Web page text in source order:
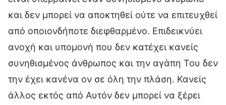
και δεν μπορεί να αποκτηθεί ούτε να επιτευχθεί
από οποιονδήποτε διεφθαρμένο. Επιδεικνύει
ανοχή και υπομονή που δεν κατέχει κανείς
συνηθισμένος άνθρωπος και την αγάπη Του δεν
την έχει κανένα ον σε όλη την πλάση. Κανείς
άλλος εκτός από Αυτόν δεν μπορεί να ξέρει